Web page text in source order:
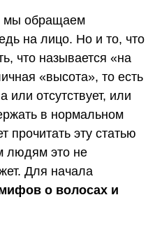
мы обращаем
на лицо. Но и то, что
что называется «на
«высота», то есть
отсутствует, или
в нормальном
прочитать эту статью
людям это не
Для начала
о волосах и